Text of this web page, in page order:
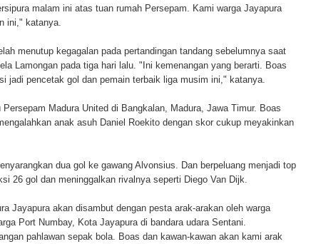
Arfak
malam ini atas tuan rumah Persepam. Kami warga Jayapura
ini," katanya.
menutup kegagalan pada pertandingan tandang sebelumnya saat
Lamongan pada tiga hari lalu. "Ini kemenangan yang berarti. Boas
jadi pencetak gol dan pemain terbaik liga musim ini," katanya.
Madura United di Bangkalan, Madura, Jawa Timur. Boas
anak asuh Daniel Roekito dengan skor cukup meyakinkan
dua gol ke gawang Alvonsius. Dan berpeluang menjadi top
26 gol dan meninggalkan rivalnya seperti Diego Van Dijk.
Jayapura akan disambut dengan pesta arak-arakan oleh warga
Port Numbay, Kota Jayapura di bandara udara Sentani.
pahlawan sepak bola. Boas dan kawan-kawan akan kami arak